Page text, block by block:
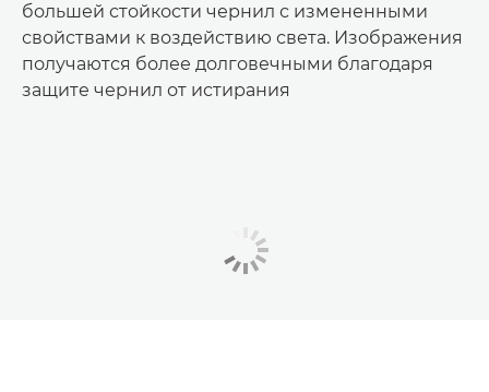
большей стойкости чернил с измененными
свойствами к воздействию света. Изображения
получаются более долговечными благодаря
защите чернил от истирания